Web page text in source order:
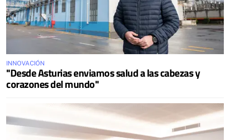
INNOVACIÓN
"Desde Asturias enviamos salud a las cabezas y
corazones del mundo"